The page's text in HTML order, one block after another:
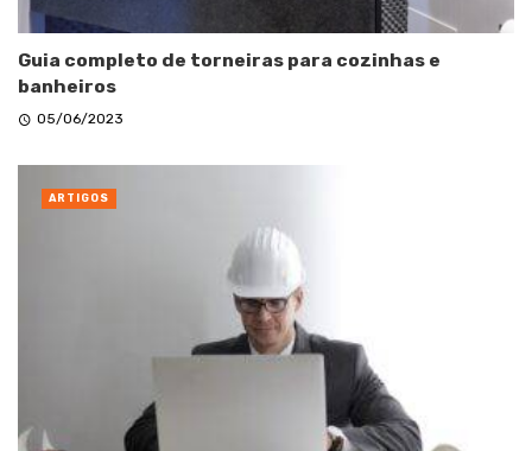
Guia completo de torneiras para cozinhas e
banheiros
05/06/2023
ARTIGOS